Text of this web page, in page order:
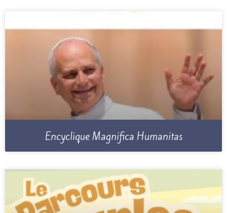
Encyclique Magnifica Humanitas